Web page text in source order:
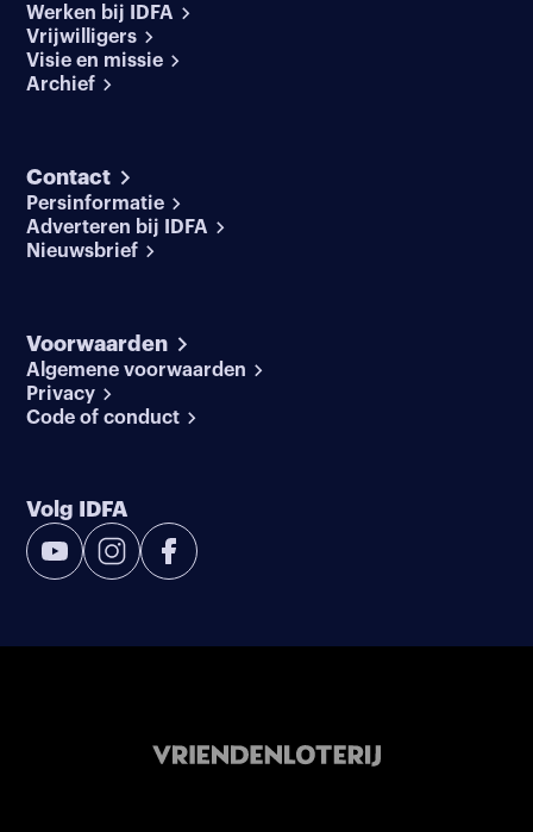
Werken bij IDFA
Vrijwilligers
Visie en missie
Archief
Contact
Persinformatie
Adverteren bij IDFA
Nieuwsbrief
Voorwaarden
Algemene voorwaarden
Privacy
Code of conduct
Volg IDFA